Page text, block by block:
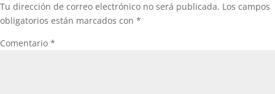
Tu dirección de correo electrónico no será publicada. Los campos
obligatorios están marcados con *
Comentario *